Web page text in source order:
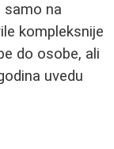
samo na
kompleksnije
do osobe, ali
uvedu